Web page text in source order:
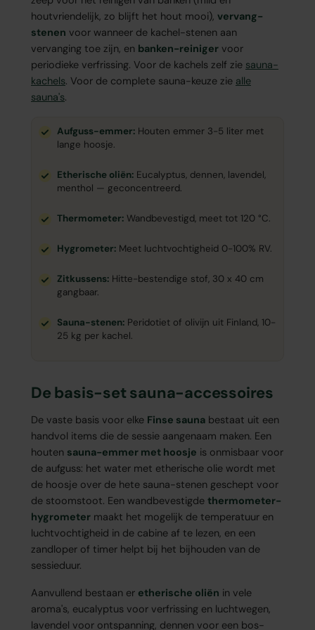
houtvriendelijk, zo blijft het hout mooi), vervang-
stenen voor wanneer de kachel-stenen aan
vervanging toe zijn, en banken-reiniger voor
periodieke verfrissing. Voor de kachels zelf zie sauna-
kachels. Voor de complete sauna-keuze zie alle
sauna's.
Aufguss-emmer: Houten emmer 3-5 liter met
lange hoosje.
Etherische oliën: Eucalyptus, dennen, lavendel,
menthol — geconcentreerd.
Thermometer: Wandbevestigd, meet tot 120 °C.
Hygrometer: Meet luchtvochtigheid 0-100% RV.
Zitkussens: Hitte-bestendige stof, 30 x 40 cm
gangbaar.
Sauna-stenen: Peridotiet of olivijn uit Finland, 10-
25 kg per kachel.
De basis-set sauna-accessoires
De vaste basis voor elke Finse sauna bestaat uit een
handvol items die de sessie aangenaam maken. Een
houten sauna-emmer met hoosje is onmisbaar voor
de aufguss: het water met etherische olie wordt met
de hoosje over de hete sauna-stenen geschept voor
de stoomstoot. Een wandbevestigde thermometer-
hygrometer maakt het mogelijk de temperatuur en
luchtvochtigheid in de cabine af te lezen, en een
zandloper of timer helpt bij het bijhouden van de
sessieduur.
Aanvullend bestaan er etherische oliën in vele
aroma's, eucalyptus voor verfrissing en luchtwegen,
lavendel voor ontspanning, dennen voor een bos-